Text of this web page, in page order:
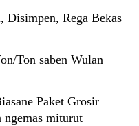
Disimpen, Rega Bekas
Ton saben Wulan
Paket Grosir
ngemas miturut